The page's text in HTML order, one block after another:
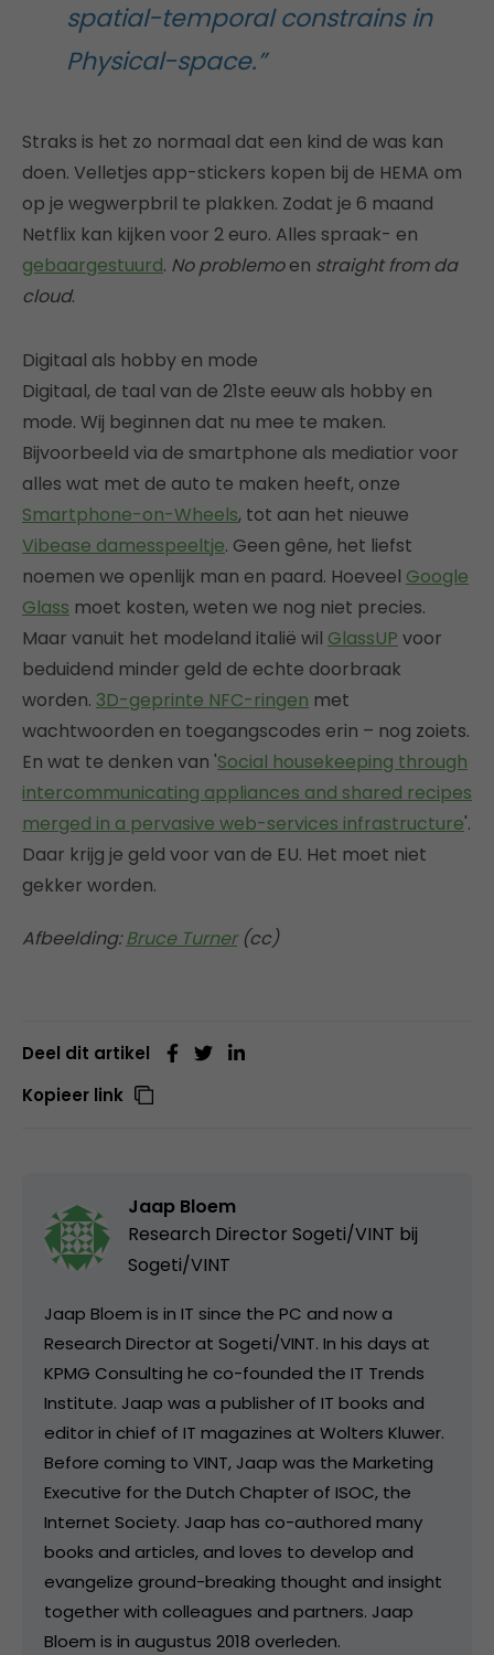
spatial-temporal constrains in
Physical-space.”
Straks is het zo normaal dat een kind de was kan
doen. Velletjes app-stickers kopen bij de HEMA om
op je wegwerpbril te plakken. Zodat je 6 maand
Netflix kan kijken voor 2 euro. Alles spraak- en
gebaargestuurd. No problemoen straight from da
cloud.
Digitaal als hobby en mode
Digitaal, de taal van de 21ste eeuw als hobby en
mode. Wij beginnen dat nu mee te maken.
Bijvoorbeeld via de smartphone als mediatior voor
alles wat met de auto te maken heeft, onze
Smartphone-on-Wheels, tot aan het nieuwe
Vibease damesspeeltje. Geen gêne, het liefst
noemen we openlijk man en paard. Hoeveel Google
Glass moet kosten, weten we nog niet precies.
Maar vanuit het modeland italië wil GlassUP voor
beduidend minder geld de echte doorbraak
worden. 3D-geprinte NFC-ringen met
wachtwoorden en toegangscodes erin – nog zoiets.
En wat te denken van 'Social housekeeping through
intercommunicating appliances and shared recipes
merged in a pervasive web-services infrastructure'.
Daar krijg je geld voor van de EU. Het moet niet
gekker worden.
Afbeelding:Bruce Turner(cc)
Deel dit artikel
Kopieer link
Jaap Bloem
Research Director Sogeti/VINT bij
Sogeti/VINT
Jaap Bloem is in IT since the PC and now a
Research Director at Sogeti/VINT. In his days at
KPMG Consulting he co-founded the IT Trends
Institute. Jaap was a publisher of IT books and
editor in chief of IT magazines at Wolters Kluwer.
Before coming to VINT, Jaap was the Marketing
Executive for the Dutch Chapter of ISOC, the
Internet Society. Jaap has co-authored many
books and articles, and loves to develop and
evangelize ground-breaking thought and insight
together with colleagues and partners. Jaap
Bloem is in augustus 2018 overleden.